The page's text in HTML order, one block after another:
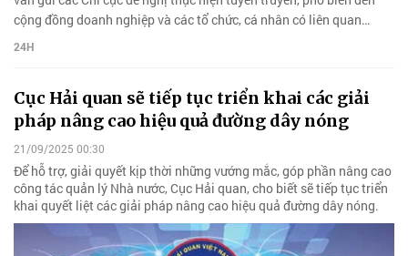
cộng đồng doanh nghiệp và các tổ chức, cá nhân có liên quan…
24H
Cục Hải quan sẽ tiếp tục triển khai các giải
pháp nâng cao hiệu quả đường dây nóng
21/09/2025 00:30
Để hỗ trợ, giải quyết kịp thời những vướng mắc, góp phần nâng cao
công tác quản lý Nhà nước, Cục Hải quan, cho biết sẽ tiếp tục triển
khai quyết liệt các giải pháp nâng cao hiệu quả đường dây nóng.